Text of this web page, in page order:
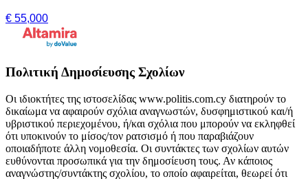
€ 55,000
Πολιτική Δημοσίευσης Σχολίων
Οι ιδιοκτήτες της ιστοσελίδας www.politis.com.cy διατηρούν το
δικαίωμα να αφαιρούν σχόλια αναγνωστών, δυσφημιστικού και/ή
υβριστικού περιεχομένου, ή/και σχόλια που μπορούν να εκληφθεί
ότι υποκινούν το μίσος/τον ρατσισμό ή που παραβιάζουν
οποιαδήποτε άλλη νομοθεσία. Οι συντάκτες των σχολίων αυτών
ευθύνονται προσωπικά για την δημοσίευση τους. Αν κάποιος
αναγνώστης/συντάκτης σχολίου, το οποίο αφαιρείται, θεωρεί ότι